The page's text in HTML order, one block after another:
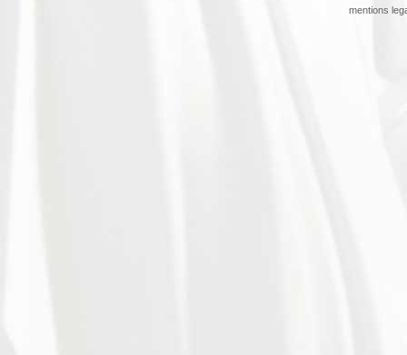
mentions